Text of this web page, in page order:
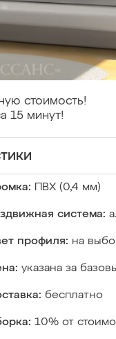
стоимость!
15 минут!
ПВХ (0,4 мм)
система:
профиля: на
указана за
бесплатно
10% от